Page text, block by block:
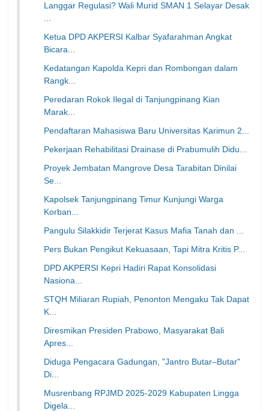
Langgar Regulasi? Wali Murid SMAN 1 Selayar Desak
Ketua DPD AKPERSI Kalbar Syafarahman Angkat
Bicara...
Kedatangan Kapolda Kepri dan Rombongan dalam
Rangk...
Peredaran Rokok Ilegal di Tanjungpinang Kian
Marak...
Pendaftaran Mahasiswa Baru Universitas Karimun 2...
Pekerjaan Rehabilitasi Drainase di Prabumulih Didu...
Proyek Jembatan Mangrove Desa Tarabitan Dinilai
Se...
Kapolsek Tanjungpinang Timur Kunjungi Warga
Korban...
Pangulu Silakkidir Terjerat Kasus Mafia Tanah dan ...
Pers Bukan Pengikut Kekuasaan, Tapi Mitra Kritis P...
DPD AKPERSI Kepri Hadiri Rapat Konsolidasi
Nasiona...
STQH Miliaran Rupiah, Penonton Mengaku Tak Dapat
K...
Diresmikan Presiden Prabowo, Masyarakat Bali
Apres...
Diduga Pengacara Gadungan, "Jantro Butar–Butar"
Di...
Musrenbang RPJMD 2025-2029 Kabupaten Lingga
Digela...